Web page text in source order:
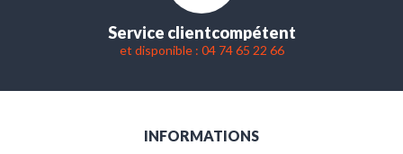
Service clientcompétent
et disponible : 04 74 65 22 66
INFORMATIONS